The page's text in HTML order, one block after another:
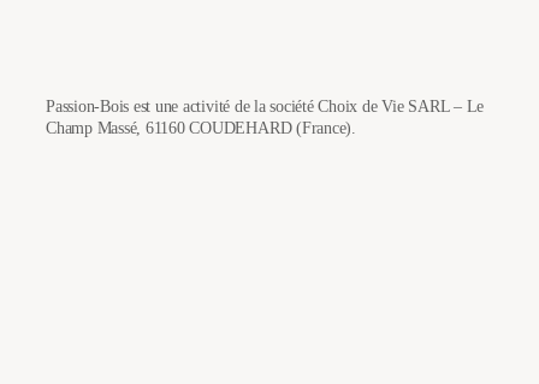
Passion-Bois est une activité de la société Choix de Vie SARL – Le
Champ Massé, 61160 COUDEHARD (France).